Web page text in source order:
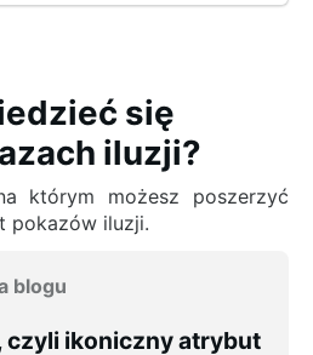
się
iluzji?
którym możesz poszerzyć
pokazów iluzji.
blogu
czyli ikoniczny atrybut